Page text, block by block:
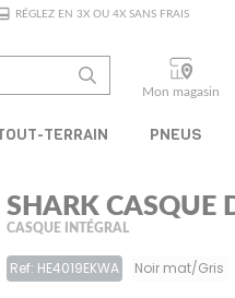
RÉGLEZ EN 3X OU 4X SANS FRAIS
Mon magasin
TERRAIN PNEUS
SHARK CASQUE
CASQUE INTÉGRAL
Ref: HE4019EKWA Noir mat/Gris